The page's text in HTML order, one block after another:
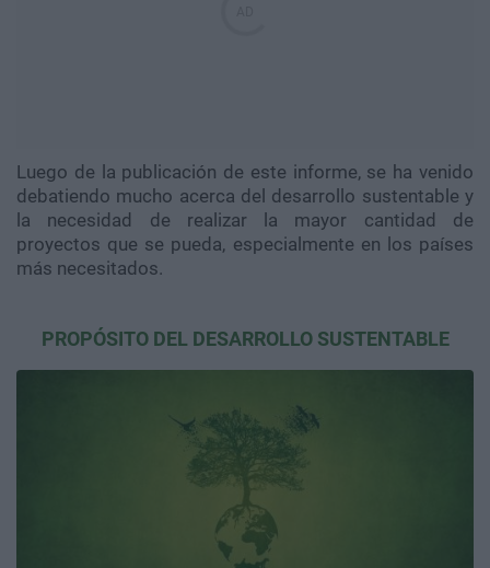
Luego de la publicación de este informe, se ha venido
debatiendo mucho acerca del desarrollo sustentable y
la necesidad de realizar la mayor cantidad de
proyectos que se pueda, especialmente en los países
más necesitados.
PROPÓSITO DEL DESARROLLO SUSTENTABLE